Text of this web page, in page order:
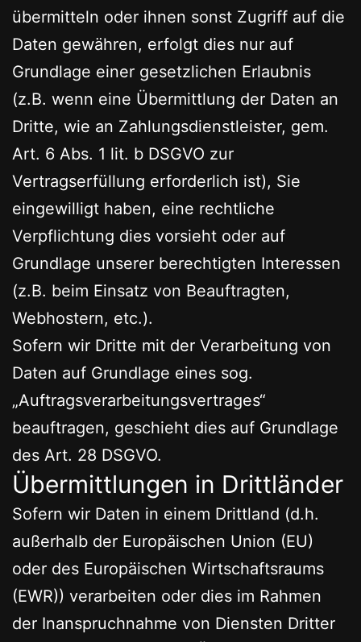
übermitteln oder ihnen sonst Zugriff auf die
Daten gewähren, erfolgt dies nur auf
Grundlage einer gesetzlichen Erlaubnis
(z.B. wenn eine Übermittlung der Daten an
Dritte, wie an Zahlungsdienstleister, gem.
Art. 6 Abs. 1 lit. b DSGVO zur
Vertragserfüllung erforderlich ist), Sie
eingewilligt haben, eine rechtliche
Verpflichtung dies vorsieht oder auf
Grundlage unserer berechtigten Interessen
(z.B. beim Einsatz von Beauftragten,
Webhostern, etc.).
Sofern wir Dritte mit der Verarbeitung von
Daten auf Grundlage eines sog.
„Auftragsverarbeitungsvertrages“
beauftragen, geschieht dies auf Grundlage
des Art. 28 DSGVO.
Übermittlungen in Drittländer
Sofern wir Daten in einem Drittland (d.h.
außerhalb der Europäischen Union (EU)
oder des Europäischen Wirtschaftsraums
(EWR)) verarbeiten oder dies im Rahmen
der Inanspruchnahme von Diensten Dritter